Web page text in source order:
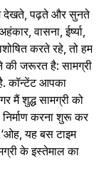
देखते, पढ़ते और सुनते
वासना, ईर्ष्या,
करते रहे, तो हम
जरूरत है: सामग्री
कॉन्‍टेंट आपका
मैं शुद्ध सामग्री को
करना शुरू कर
यह बस टाइम
के इस्‍तेमाल का